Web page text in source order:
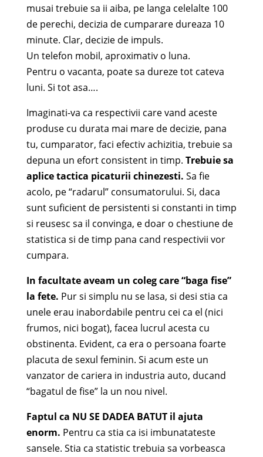
musai trebuie sa ii aiba, pe langa celelalte 100
de perechi, decizia de cumparare dureaza 10
minute. Clar, decizie de impuls.
Un telefon mobil, aproximativ o luna.
Pentru o vacanta, poate sa dureze tot cateva
luni. Si tot asa….
Imaginati-va ca respectivii care vand aceste
produse cu durata mai mare de decizie, pana
tu, cumparator, faci efectiv achizitia, trebuie sa
depuna un efort consistent in timp. Trebuie sa
aplice tactica picaturii chinezesti. Sa fie
acolo, pe “radarul” consumatorului. Si, daca
sunt suficient de persistenti si constanti in timp
si reusesc sa il convinga, e doar o chestiune de
statistica si de timp pana cand respectivii vor
cumpara.
In facultate aveam un coleg care “baga fise”
la fete. Pur si simplu nu se lasa, si desi stia ca
unele erau inabordabile pentru cei ca el (nici
frumos, nici bogat), facea lucrul acesta cu
obstinenta. Evident, ca era o persoana foarte
placuta de sexul feminin. Si acum este un
vanzator de cariera in industria auto, ducand
“bagatul de fise” la un nou nivel.
Faptul ca NU SE DADEA BATUT il ajuta
enorm. Pentru ca stia ca isi imbunatateste
sansele. Stia ca statistic trebuia sa vorbeasca